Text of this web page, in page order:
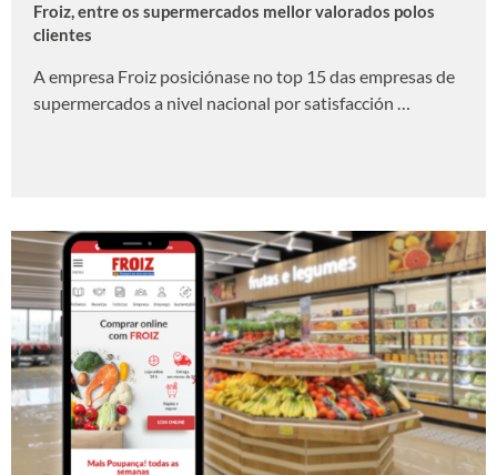
Froiz, entre os supermercados mellor valorados polos
clientes
​A empresa Froiz posiciónase no top 15 das empresas de
supermercados a nivel nacional por satisfacción …